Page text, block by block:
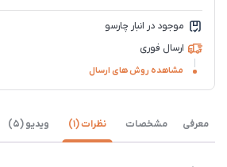
موجود در انبار چارسو
ارسال فوری
مشاهده روش های ارسال
معرفی مشخصات نظرات (1) ویدیو (5)